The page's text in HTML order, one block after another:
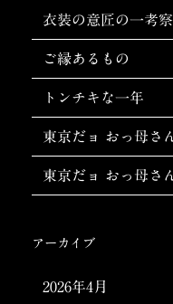
衣装の意匠の一考察
ご縁あるもの
トンチキな一年
東京だョ おっ母さ
東京だョ おっ母さ
アーカイブ
2026年4月